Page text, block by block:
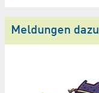
Meldungen dazu